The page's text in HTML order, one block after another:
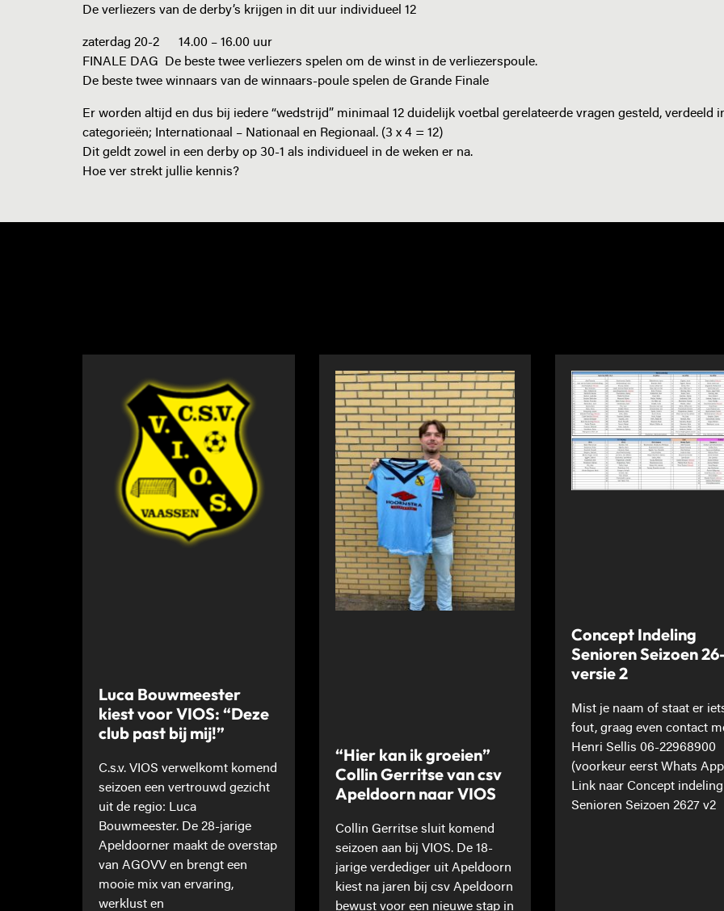
De verliezers van de derby’s krijgen in dit uur individueel 12
zaterdag 20-2 14.00 – 16.00 uur
FINALE DAG De beste twee verliezers spelen om de winst in de verliezerspoule.
De beste twee winnaars van de winnaars-poule spelen de Grande Finale
Er worden altijd en dus bij iedere “wedstrijd” minimaal 12 duidelijk voetbal gerelateerde vragen gesteld, verdeeld
categorieën; Internationaal – Nationaal en Regionaal. (3 x 4 = 12)
Dit geldt zowel in een derby op 30-1 als individueel in de weken er na.
Hoe ver strekt jullie kennis?
Luca Bouwmeester
kiest voor VIOS: “Deze
club past bij mij!”
C.s.v. VIOS verwelkomt komend
seizoen een vertrouwd gezicht
uit de regio: Luca
Bouwmeester. De 28-jarige
Apeldoorner maakt de overstap
van AGOVV en brengt een
mooie mix van ervaring,
werklust en
“Hier kan ik groeien”
Collin Gerritse van csv
Apeldoorn naar VIOS
Collin Gerritse sluit komend
seizoen aan bij VIOS. De 18-
jarige verdediger uit Apeldoorn
kiest na jaren bij csv Apeldoorn
bewust voor een nieuwe stap in
Concept Indeling
Senioren Seizoen
versie 2
Mist je naam of staat er
fout, graag even contact
Henri Sellis 06-22968900
(voorkeur eerst Whats
Link naar Concept indeling
Senioren Seizoen 2627 v2